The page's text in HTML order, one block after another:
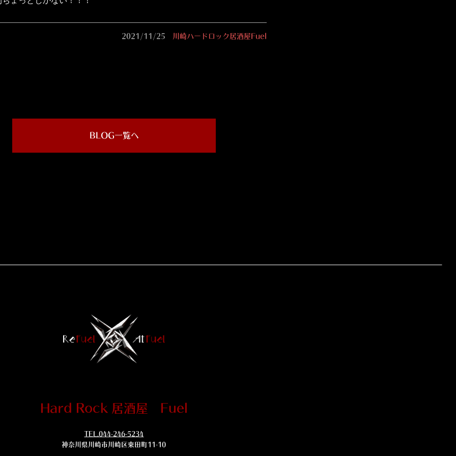
2021/11/25 川崎ハードロック居酒屋Fuel
BLOG一覧へ
Hard Rock 居酒屋 Fuel
TEL.044-246-5234
神奈川県川崎市川崎区東田町11-10